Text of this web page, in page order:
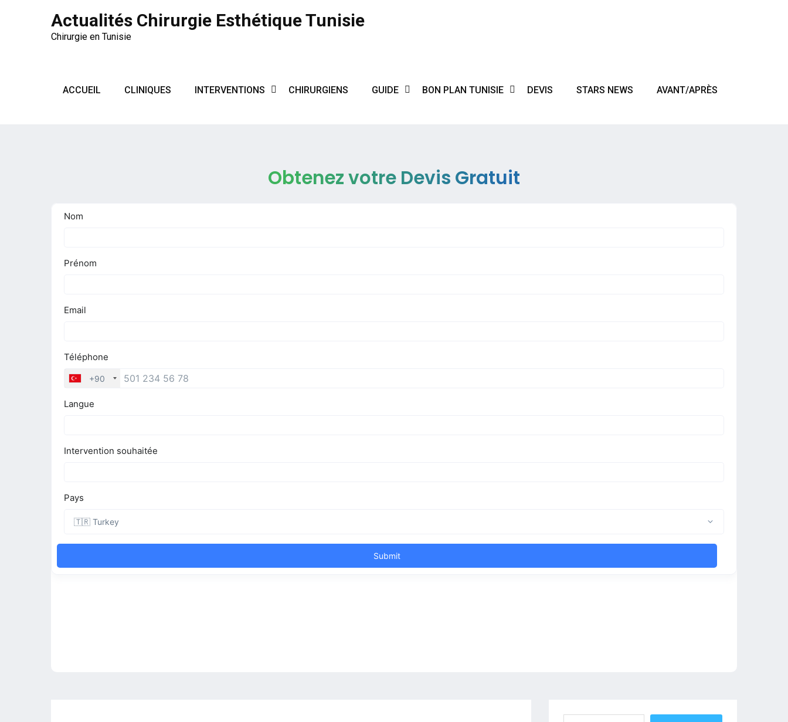
Actualités Chirurgie Esthétique Tunisie
Chirurgie en Tunisie
ACCUEIL CLINIQUES INTERVENTIONS CHIRURGIENS GUIDE BON PLAN TUNISIE DEVIS STARS NEWS AVANT/APRÈS
Obtenez votre Devis Gratuit